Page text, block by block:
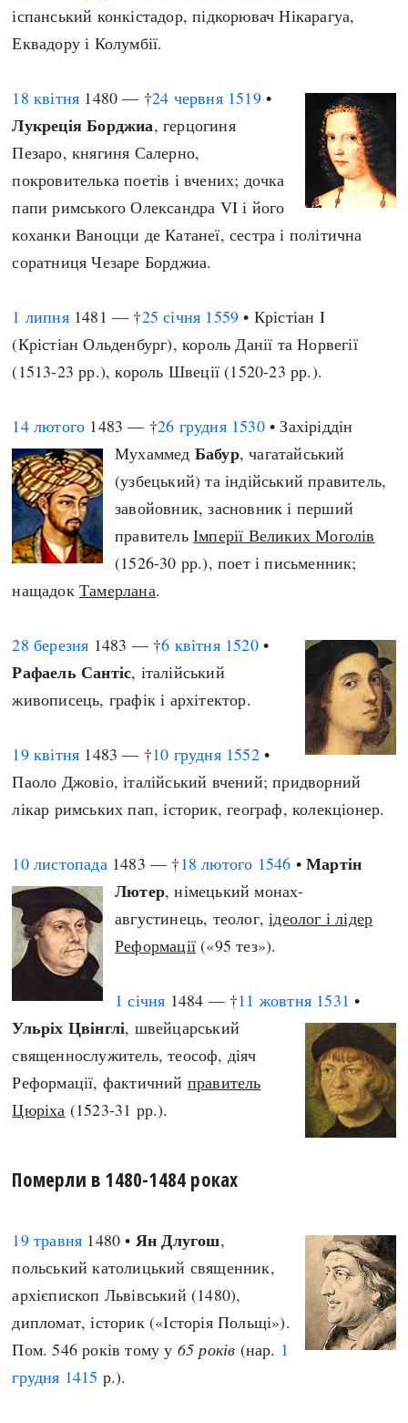
іспанський конкістадор, підкорювач Нікарагуа,
Еквадору і Колумбії.
18 квітня 1480 — †24 червня 1519•
Лукреція Борджиа, герцогиня
Пезаро, княгиня Салерно,
покровителька поетів і вчених; дочка
папи римського Олександра VI і його
коханки Ваноцци де Катанеї, сестра і політична
соратниця Чезаре Борджиа.
1 липня1481 — †25 січня 1559 • Крістіан I
(Крістіан Ольденбург), король Данії та Норвегії
(1513-23 рр.), король Швеції (1520-23 рр.).
14 лютого 1483 — †26 грудня 1530• Захіріддін
Мухаммед Бабур, чагатайський
(узбецький) та індійський правитель,
завойовник, засновник і перший
правительІмперії Великих Моголів
(1526-30 рр.), поет і письменник;
нащадокТамерлана.
28 березня 1483 — †6 квітня 1520•
Рафаель Сантіс, італійський
живописець, графік і архітектор.
19 квітня 1483 — †10 грудня 1552•
Паоло Джовіо, італійський вчений; придворний
лікар римських пап, історик, географ, колекціонер.
10 листопада1483 — †18 лютого 1546 •Мартін
Лютер, німецький монах-
августинець, теолог,ідеолог і лідер
Реформації («95 тез»).
1 січня 1484 — †11 жовтня 1531 •
Ульріх Цвінглі, швейцарський
священнослужитель, теософ, діяч
Реформації, фактичний правитель
Цюріха (1523-31 рр.).
Померли в 1480-1484 роках
19 травня 1480 • Ян Длугош,
польський католицький священник,
архієпископ Львівський (1480),
дипломат, історик («Історія Польщі»).
Пом. 546 років тому у 65 років (нар. 1
грудня 1415 р.).